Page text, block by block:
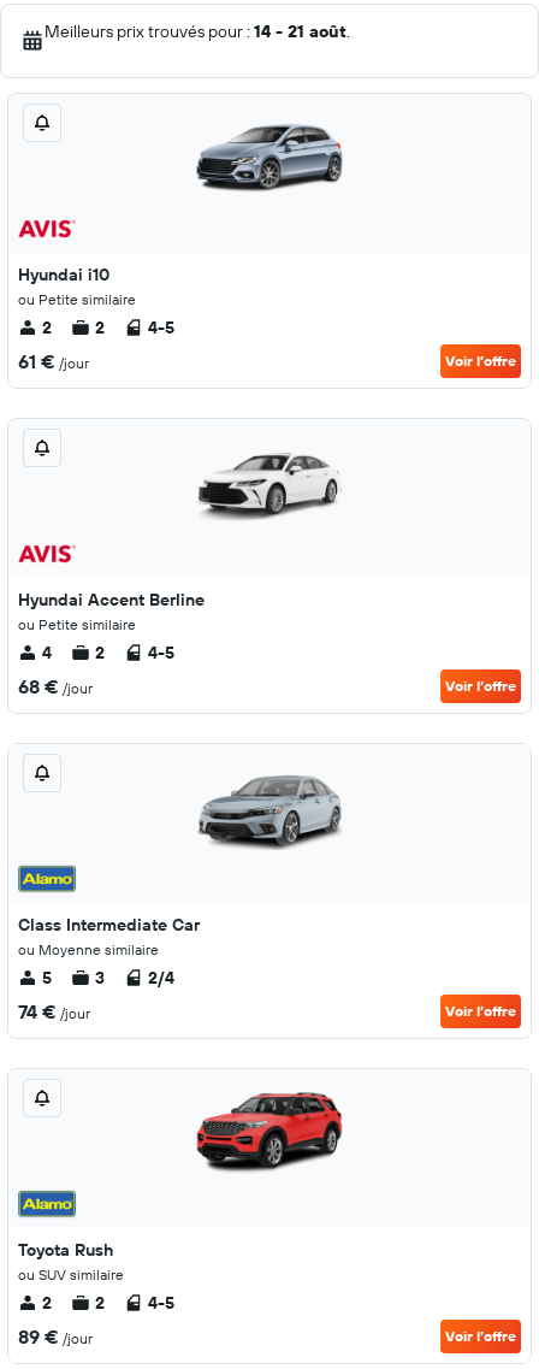
Meilleurs prix trouvés pour : 14 - 21 août.
Hyundai i10
ou Petite similaire
2 2 4-5
61 € /jour Voir l’offre
Hyundai Accent Berline
ou Petite similaire
4 2 4-5
68 € /jour Voir l’offre
Class Intermediate Car
ou Moyenne similaire
5 3 2/4
74 € /jour Voir l’offre
Toyota Rush
ou SUV similaire
2 2 4-5
89 € /jour Voir l’offre